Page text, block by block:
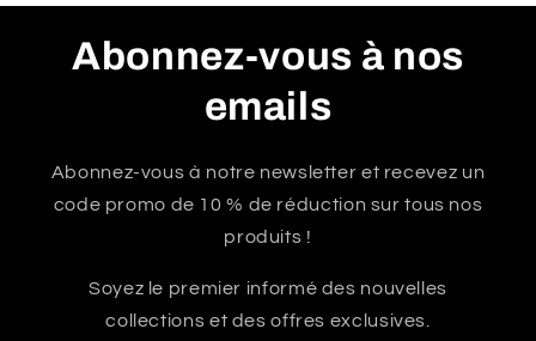
Abonnez-vous à nos
emails
Abonnez-vous à notre newsletter et recevez un
code promo de 10 % de réduction sur tous nos
produits !
Soyez le premier informé des nouvelles
collections et des offres exclusives.